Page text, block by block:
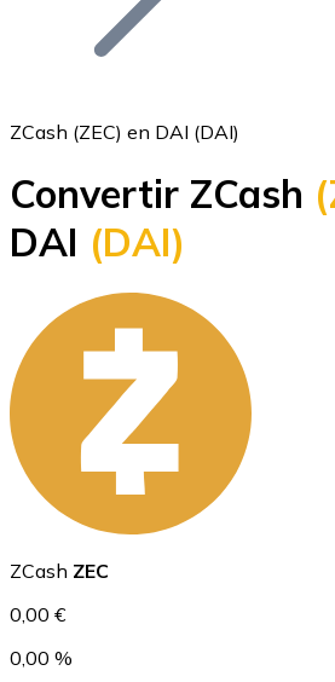
Bitcoin
BTC
Ethereum
ETH
ZCash (ZEC) en DAI (DAI)
Convertir ZCash
DAI (DAI)
ZCash ZEC
0,00 €
0,00 %